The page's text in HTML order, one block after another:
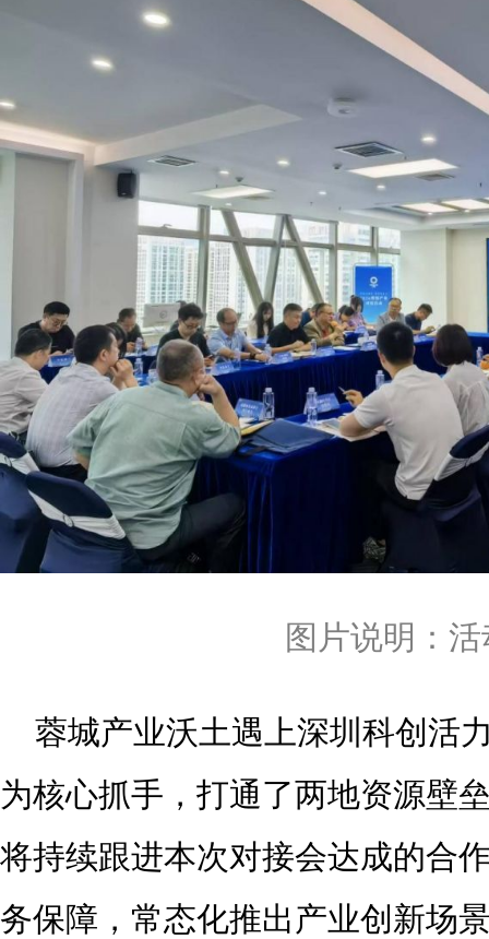
图片说明：
蓉城产业沃土遇上深圳科创活
为核心抓手，打通了两地资源壁
将持续跟进本次对接会达成的合
务保障，常态化推出产业创新场